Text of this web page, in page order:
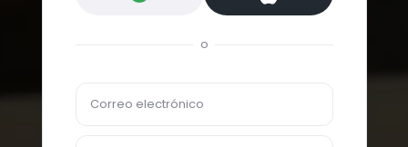
o
Correo electrónico